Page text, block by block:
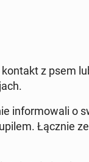
z psem
in­for­mo­wa­li o
Łącznie